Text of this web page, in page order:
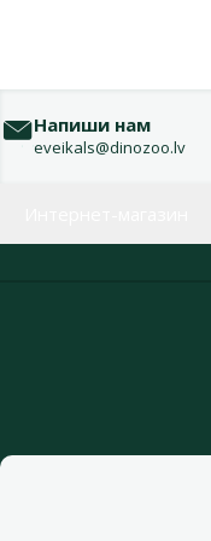
Напиши нам
eveikals@dinozoo.lv